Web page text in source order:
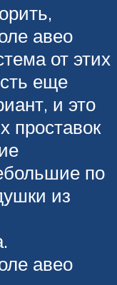
авео
от этих
еще
и это
проставок
по
из
авео